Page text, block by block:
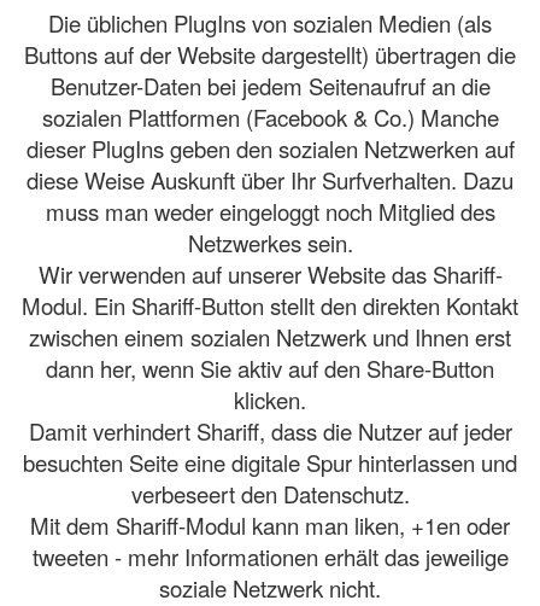
Die üblichen PlugIns von sozialen Medien (als
Buttons auf der Website dargestellt) übertragen die
Benutzer-Daten bei jedem Seitenaufruf an die
sozialen Plattformen (Facebook & Co.) Manche
dieser PlugIns geben den sozialen Netzwerken auf
diese Weise Auskunft über Ihr Surfverhalten. Dazu
muss man weder eingeloggt noch Mitglied des
Netzwerkes sein.
Wir verwenden auf unserer Website das Shariff-
Modul. Ein Shariff-Button stellt den direkten Kontakt
zwischen einem sozialen Netzwerk und Ihnen erst
dann her, wenn Sie aktiv auf den Share-Button
klicken.
Damit verhindert Shariff, dass die Nutzer auf jeder
besuchten Seite eine digitale Spur hinterlassen und
verbeseert den Datenschutz.
Mit dem Shariff-Modul kann man liken, +1en oder
tweeten - mehr Informationen erhält das jeweilige
soziale Netzwerk nicht.